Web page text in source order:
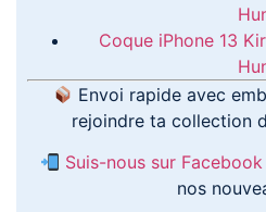
Coque iPhone 13
Envoi rapide avec
rejoindre ta collection
Suis-nous sur Facebook
nos